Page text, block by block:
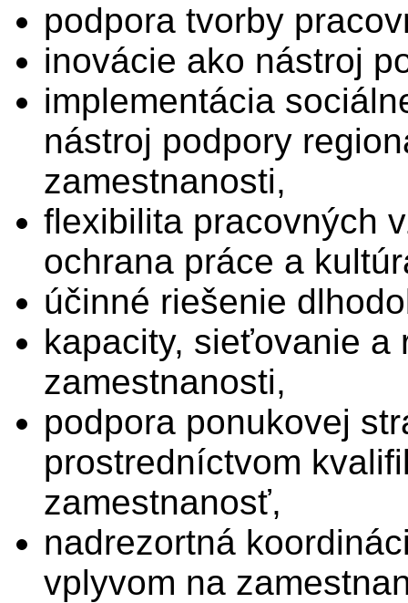
podpora tvorby
inovácie ako nástroj
implementácia
nástroj podpory
zamestnanosti,
flexibilita pracovných
ochrana práce a
účinné riešenie
kapacity, sieťovanie a
zamestnanosti,
podpora ponukovej
prostredníctvom
zamestnanosť,
nadrezortná
vplyvom na